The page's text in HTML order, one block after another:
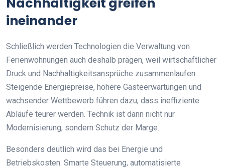
ineinander
Schließlich werden Technologien die Verwaltung von
Ferienwohnungen auch deshalb prägen, weil wirtschaftlicher
Druck und Nachhaltigkeitsansprüche zusammenlaufen.
Steigende Energiepreise, höhere Gästeerwartungen und
wachsender Wettbewerb führen dazu, dass ineffiziente
Abläufe teurer werden. Technik ist dann nicht nur
Modernisierung, sondern Schutz der Marge.
Besonders deutlich wird das bei Energie und
Betriebskosten. Smarte Steuerung, automatisierte